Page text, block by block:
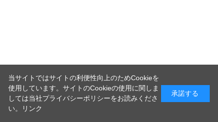
当サイトではサイトの利便性向上のためCookieを
使用しています。サイトのCookieの使用に関しま
しては当社プライバシーポリシーをお読みくださ
い。
リンク
承諾する